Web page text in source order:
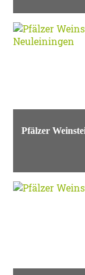
Pfälzer